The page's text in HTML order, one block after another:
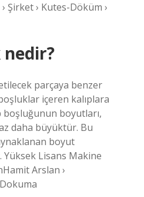
Şirket › Kutes-Döküm ›
parçaya benzer
içeren kalıplara
boşluğunun boyutları,
daha büyüktür. Bu
boyut
Lisans Makine
Arslan ›